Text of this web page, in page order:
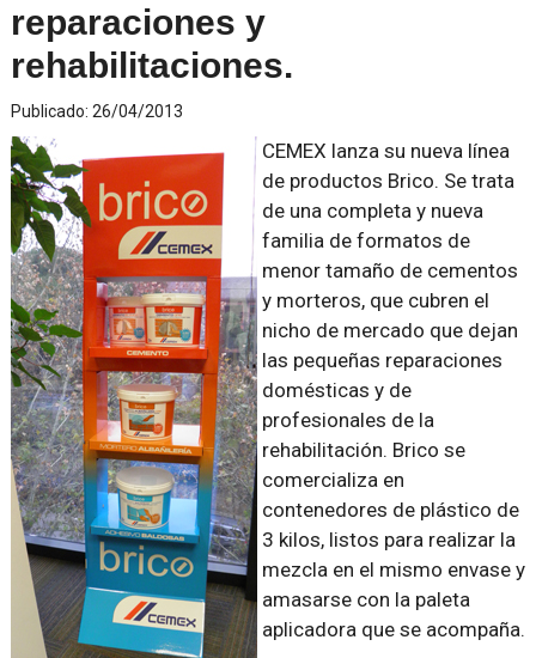
reparaciones y
rehabilitaciones.
Publicado: 26/04/2013
CEMEX lanza su nueva línea
de productos Brico. Se trata
de una completa y nueva
familia de formatos de
menor tamaño de cementos
y morteros, que cubren el
nicho de mercado que dejan
las pequeñas reparaciones
domésticas y de
profesionales de la
rehabilitación. Brico se
comercializa en
contenedores de plástico de
3 kilos, listos para realizar la
mezcla en el mismo envase y
amasarse con la paleta
aplicadora que se acompaña.